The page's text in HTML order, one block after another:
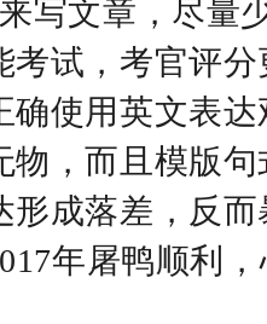
写文章，尽量
考试，考官评
确使用英文表
物，而且模版
形成落差，反
年屠鸭顺利